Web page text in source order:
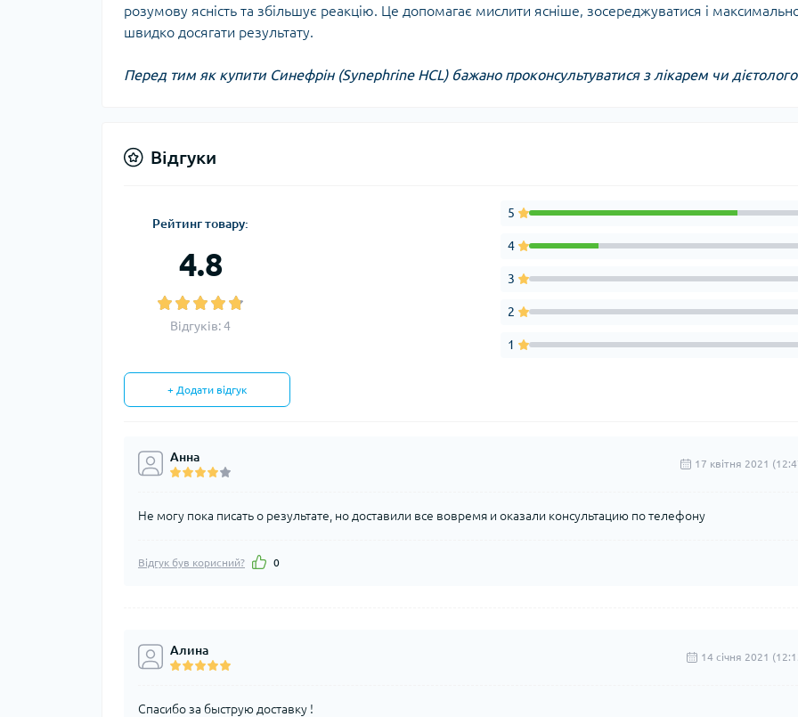
розумову ясність та збільшує реакцію. Це допомагає мислити ясніше, зосереджуватися і
швидко досягати результату.
Перед тим як купити Синефрін (Synephrine HCL) бажано проконсультуватися з лікарем чи
Відгуки
Рейтинг товару:
4.8
Відгуків: 4
5
4
3
2
1
+ Додати відгук
Анна 17 квітня 2021
Не могу пока писать о результате, но доставили все вовремя и оказали консультацию по телефону
Відгук був корисний? 0
Алина 14 cічня 2021
Спасибо за быструю доставку !